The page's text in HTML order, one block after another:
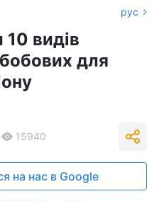
рус
10 видів
для
15940
на нас в Google